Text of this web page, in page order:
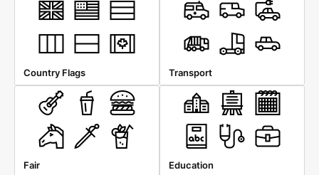
Country Flags Transport
Fair Education